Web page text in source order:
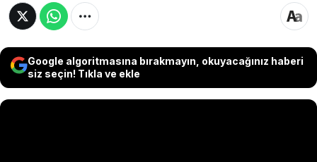
Google algoritmasına bırakmayın, okuyacağınız haberi
siz seçin! Tıkla ve ekle